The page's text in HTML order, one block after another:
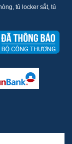
tủ locker sắt, tủ